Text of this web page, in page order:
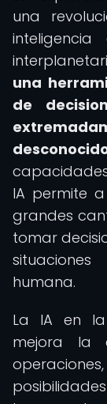
una
una
de
IA permite
grandes
tomar
humana.
La IA en
mejora la